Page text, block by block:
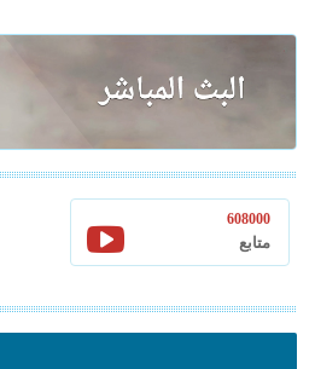
608000
متابع